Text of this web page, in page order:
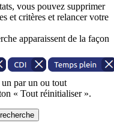
vous pouvez supprimer
et critères et relancer votre
apparaissent de la façon
par un ou tout
« Tout réinitialiser ».